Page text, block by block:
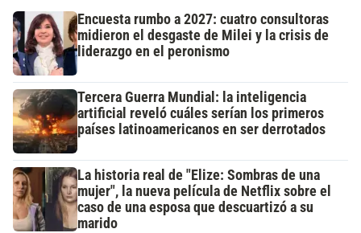
Encuesta rumbo a 2027: cuatro consultoras
midieron el desgaste de Milei y la crisis de
liderazgo en el peronismo
Tercera Guerra Mundial: la inteligencia
artificial reveló cuáles serían los primeros
países latinoamericanos en ser derrotados
La historia real de "Elize: Sombras de una
mujer", la nueva película de Netflix sobre el
caso de una esposa que descuartizó a su
marido